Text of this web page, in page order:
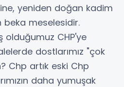
yeniden doğan kadim
meselesidir.
olduğumuz CHP'ye
dostlarımız "çok
Chp artık eski Chp
daha yumuşak